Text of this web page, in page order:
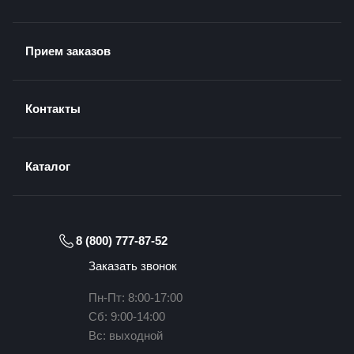
Прием заказов
Контакты
Каталог
8 (800) 777-87-52
Заказать звонок
Пн-Пт: 8:00-17:00
Сб: 9:00-14:00
Вс: выходной